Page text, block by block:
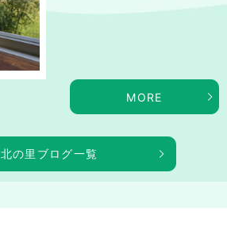
MORE
北の里ブログ一覧